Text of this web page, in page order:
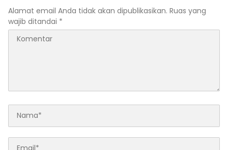
Alamat email Anda tidak akan dipublikasikan. Ruas yang
wajib ditandai *